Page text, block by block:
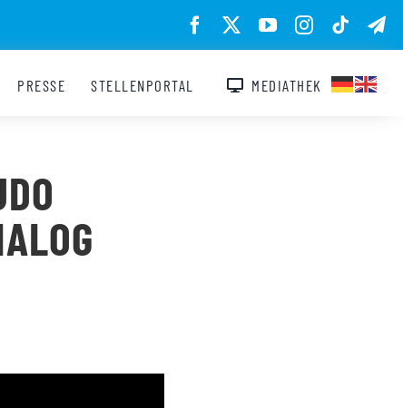
PRESSE STELLENPORTAL MEDIATHEK